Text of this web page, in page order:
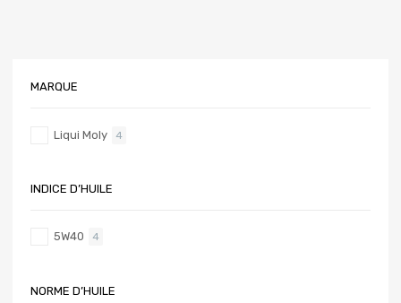
MARQUE
Liqui Moly 4
INDICE D’HUILE
5W40 4
NORME D’HUILE